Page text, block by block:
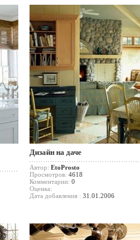
Дизайн на даче
Автор: EtoProsto
Просмотров: 4618
Комментарии: 0
Оценка:
Дата добавления : 31.01.2006